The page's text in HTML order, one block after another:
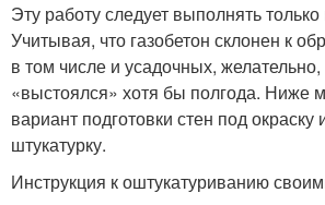
Эту работу следует выполнять
Учитывая, что газобетон склонен к
в том числе и усадочных,
«выстоялся» хотя бы полгода. Ниже
вариант подготовки стен под
штукатурку.
Инструкция к оштукатуриванию